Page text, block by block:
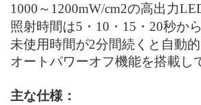
1000～1200mW/cm2の高出力
照射時間は5・10・15・20秒か
未使用時間が2分間続くと自動
オートパワーオフ機能を搭載し
主な仕様 ：